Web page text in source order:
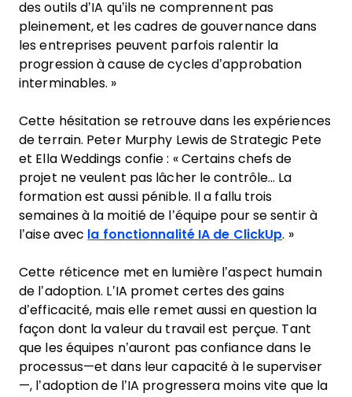
des outils d’IA qu’ils ne comprennent pas
pleinement, et les cadres de gouvernance dans
les entreprises peuvent parfois ralentir la
progression à cause de cycles d’approbation
interminables. »
Cette hésitation se retrouve dans les expériences
de terrain. Peter Murphy Lewis de Strategic Pete
et Ella Weddings confie : « Certains chefs de
projet ne veulent pas lâcher le contrôle… La
formation est aussi pénible. Il a fallu trois
semaines à la moitié de l’équipe pour se sentir à
l’aise avec la fonctionnalité IA de ClickUp. »
Cette réticence met en lumière l’aspect humain
de l’adoption. L’IA promet certes des gains
d’efficacité, mais elle remet aussi en question la
façon dont la valeur du travail est perçue. Tant
que les équipes n’auront pas confiance dans le
processus—et dans leur capacité à le superviser
—, l’adoption de l’IA progressera moins vite que la